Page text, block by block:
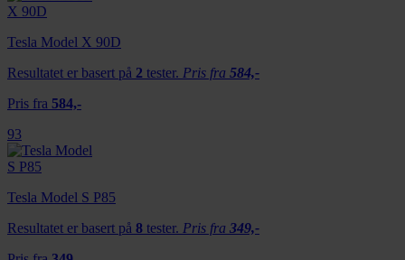
Tesla Model X 90D
Resultatet er basert på 2 tester. Pris fra 584,-
Pris fra 584,-
93
Tesla Model S P85
Resultatet er basert på 8 tester. Pris fra 349,-